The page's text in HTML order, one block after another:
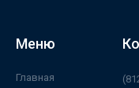
Меню
Главная